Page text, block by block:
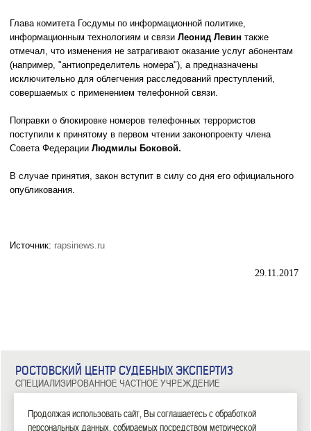
Глава комитета Госдумы по информационной политике,
информационным технологиям и связи Леонид Левин также
отмечал, что изменения не затрагивают оказание услуг абонентам
(например, "антиопределитель номера"), а предназначены
исключительно для облегчения расследований преступлений,
совершаемых с применением телефонной связи.
Поправки о блокировке номеров телефонных террористов
поступили к принятому в первом чтении законопроекту члена
Совета Федерации Людмилы Боковой.
В случае принятия, закон вступит в силу со дня его официального
опубликования.
Источник: rapsinews.ru
29.11.2017
РОСТОВСКИЙ ЦЕНТР СУДЕБНЫХ ЭКСПЕРТИЗ
СПЕЦИАЛИЗИРОВАННОЕ ЧАСТНОЕ УЧРЕЖДЕНИЕ
Тел: 8 (863) 209-81-71, 8 (800) 100-34-14
Продолжая использовать сайт, Вы соглашаетесь с обработкой
персональных данных, собираемых посредством метрической